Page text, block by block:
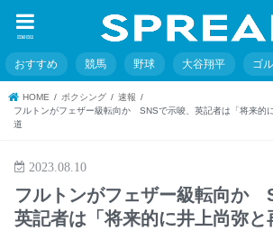
menu
おすすめ 競馬 野球 大谷翔平 ゴ
HOME ボクシング
速報
フルトンがフェザー級転向か SNSで示唆、英記者は「将来的
道
2023.08.10
フルトンがフェザー級転向か
英記者は「将来的に井上尚弥と